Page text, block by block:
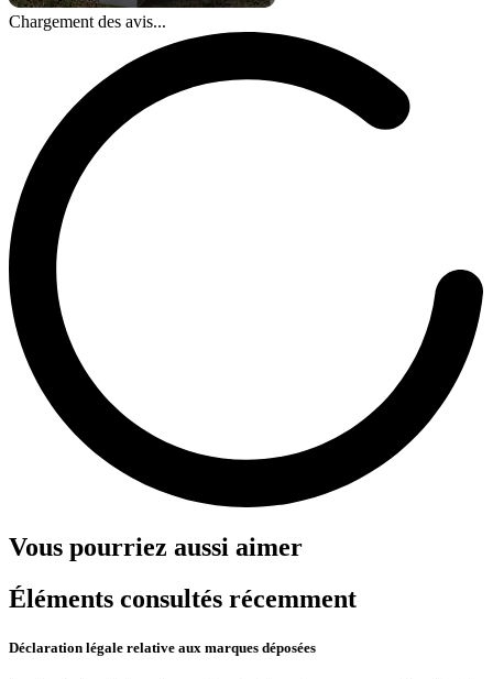
Chargement des avis...
Vous pourriez aussi aimer
Éléments consultés récemment
Déclaration légale relative aux marques déposées